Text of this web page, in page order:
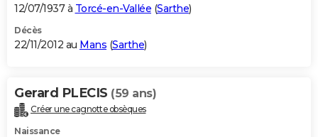
12/07/1937 à Torcé-en-Vallée (Sarthe)
Décès
22/11/2012 au Mans (Sarthe)
Gerard PLECIS (59 ans)
Créer une cagnotte obsèques
Naissance